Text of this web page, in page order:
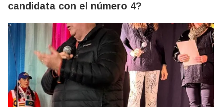
candidata con el número 4?